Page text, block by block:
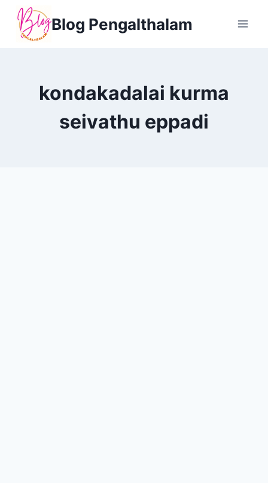
Skip
content
Blog Pengalthalam
kondakadalai kurma
seivathu eppadi